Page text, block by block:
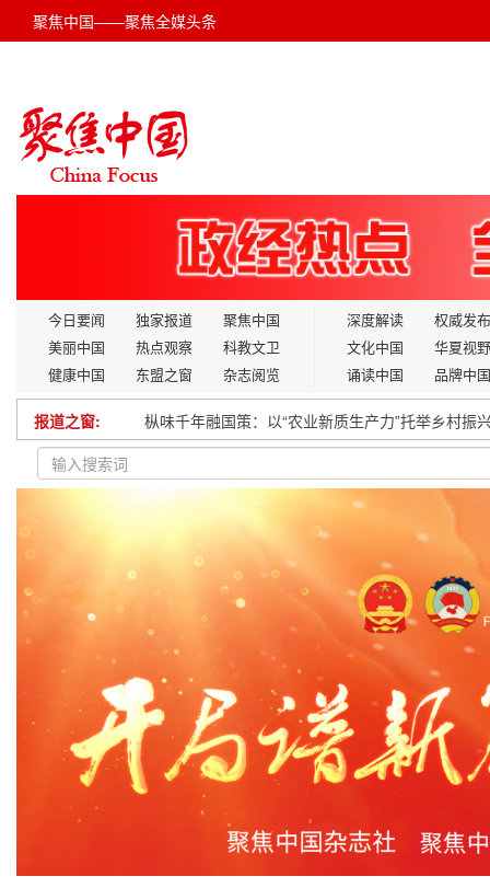
聚焦中国——聚焦全媒头条
今日要闻 独家报道
聚焦中国
美丽中国
热点观察
科教文卫
健康中国
东盟之窗 杂志阅览
深度解读
权威发布
文化中国
华夏视野
诵读中国
品牌中国
报道之窗:
枞味千年融国策：以“农业新质生产力”托举乡村
广东：“百万英才汇南粤”招聘会盛大举行
聚焦学子群体再升级，加多宝·学子情公益基金在
全国滑雪登山冠军赛在亚布力举行
广东举办2025年“世界野生动植物日”宣传活动
大哲共享电单车发布会圆满召开: 大哲共享 哲思
《中国报道》
何以“戏韵北桥”？
浙江代表团传达学习习近平总书记在参加江苏代表